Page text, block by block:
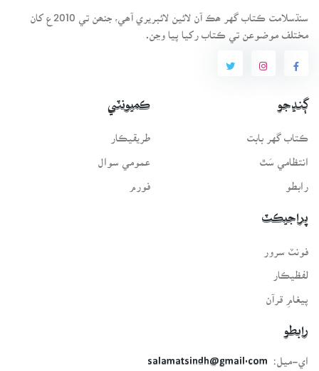
سنڌسلامت ڪتاب گهر ھڪ آن لائين لائبريري آھي، جنھن تي 2010ع کان
مختلف موضوعن تي ڪتاب رکيا پيا وڃن.
ڳنڍجو
ڪتاب گهر بابت
انتظامي سَٿ
رابطو
ڪميونٽي
طريقيڪار
عمومي سوال
پراجيڪٽ
فونٽ سرور
لفظيڪار
پيغامِ قرآن
رابطو
اي-ميل:
salamatsindh@gmail.com